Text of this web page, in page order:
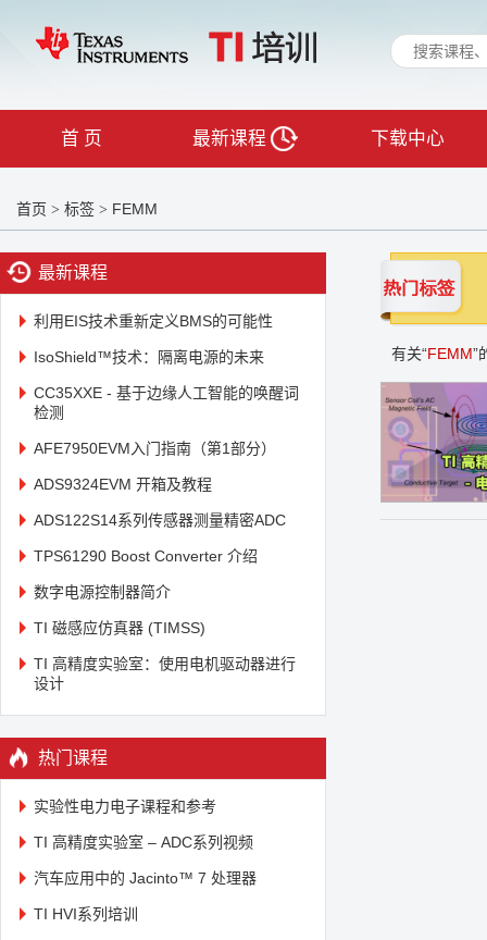
首 页 最新课程 下载中心
首页 > 标签 > FEMM
最新课程
利用EIS技术重新定义BMS的可能性
IsoShield™技术：隔离电源的未来
CC35XXE - 基于边缘人工智能的唤醒词
检测
AFE7950EVM入门指南（第1部分）
ADS9324EVM 开箱及教程
ADS122S14系列传感器测量精密ADC
TPS61290 Boost Converter 介绍
数字电源控制器简介
TI 磁感应仿真器 (TIMSS)
TI 高精度实验室：使用电机驱动器进行
设计
热门课程
实验性电力电子课程和参考
TI 高精度实验室 – ADC系列视频
汽车应用中的 Jacinto™ 7 处理器
TI HVI系列培训
有关“FEMM”